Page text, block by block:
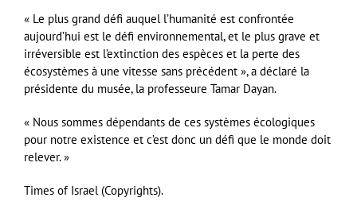
« Le plus grand défi auquel l’humanité est confrontée
aujourd’hui est le défi environnemental, et le plus grave et
irréversible est l’extinction des espèces et la perte des
écosystèmes à une vitesse sans précédent », a déclaré la
présidente du musée, la professeure Tamar Dayan.
« Nous sommes dépendants de ces systèmes écologiques
pour notre existence et c’est donc un défi que le monde doit
relever. »
Times of Israel (Copyrights).